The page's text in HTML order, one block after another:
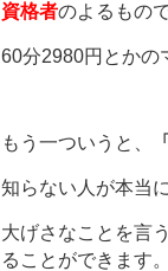
資格者のよるもので
60分2980円とかの
もう一ついうと、
知らない人が本当
大げさなことを言
ることができます。